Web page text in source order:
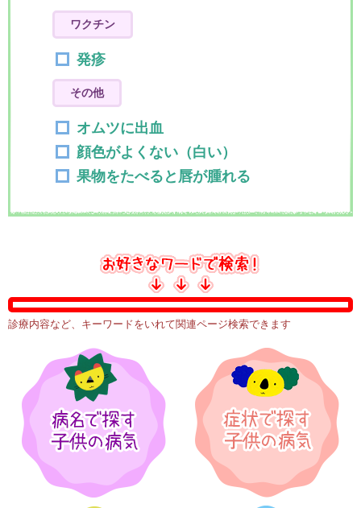
ワクチン
発疹
その他
オムツに出血
顔色がよくない（白い）
果物をたべると唇が腫れる
診療内容など、キーワードをいれて関連ページ検索できます